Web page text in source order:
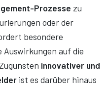
Prozesse zu
oder der
besondere
auf die
innovativer und
ist es darüber hinaus